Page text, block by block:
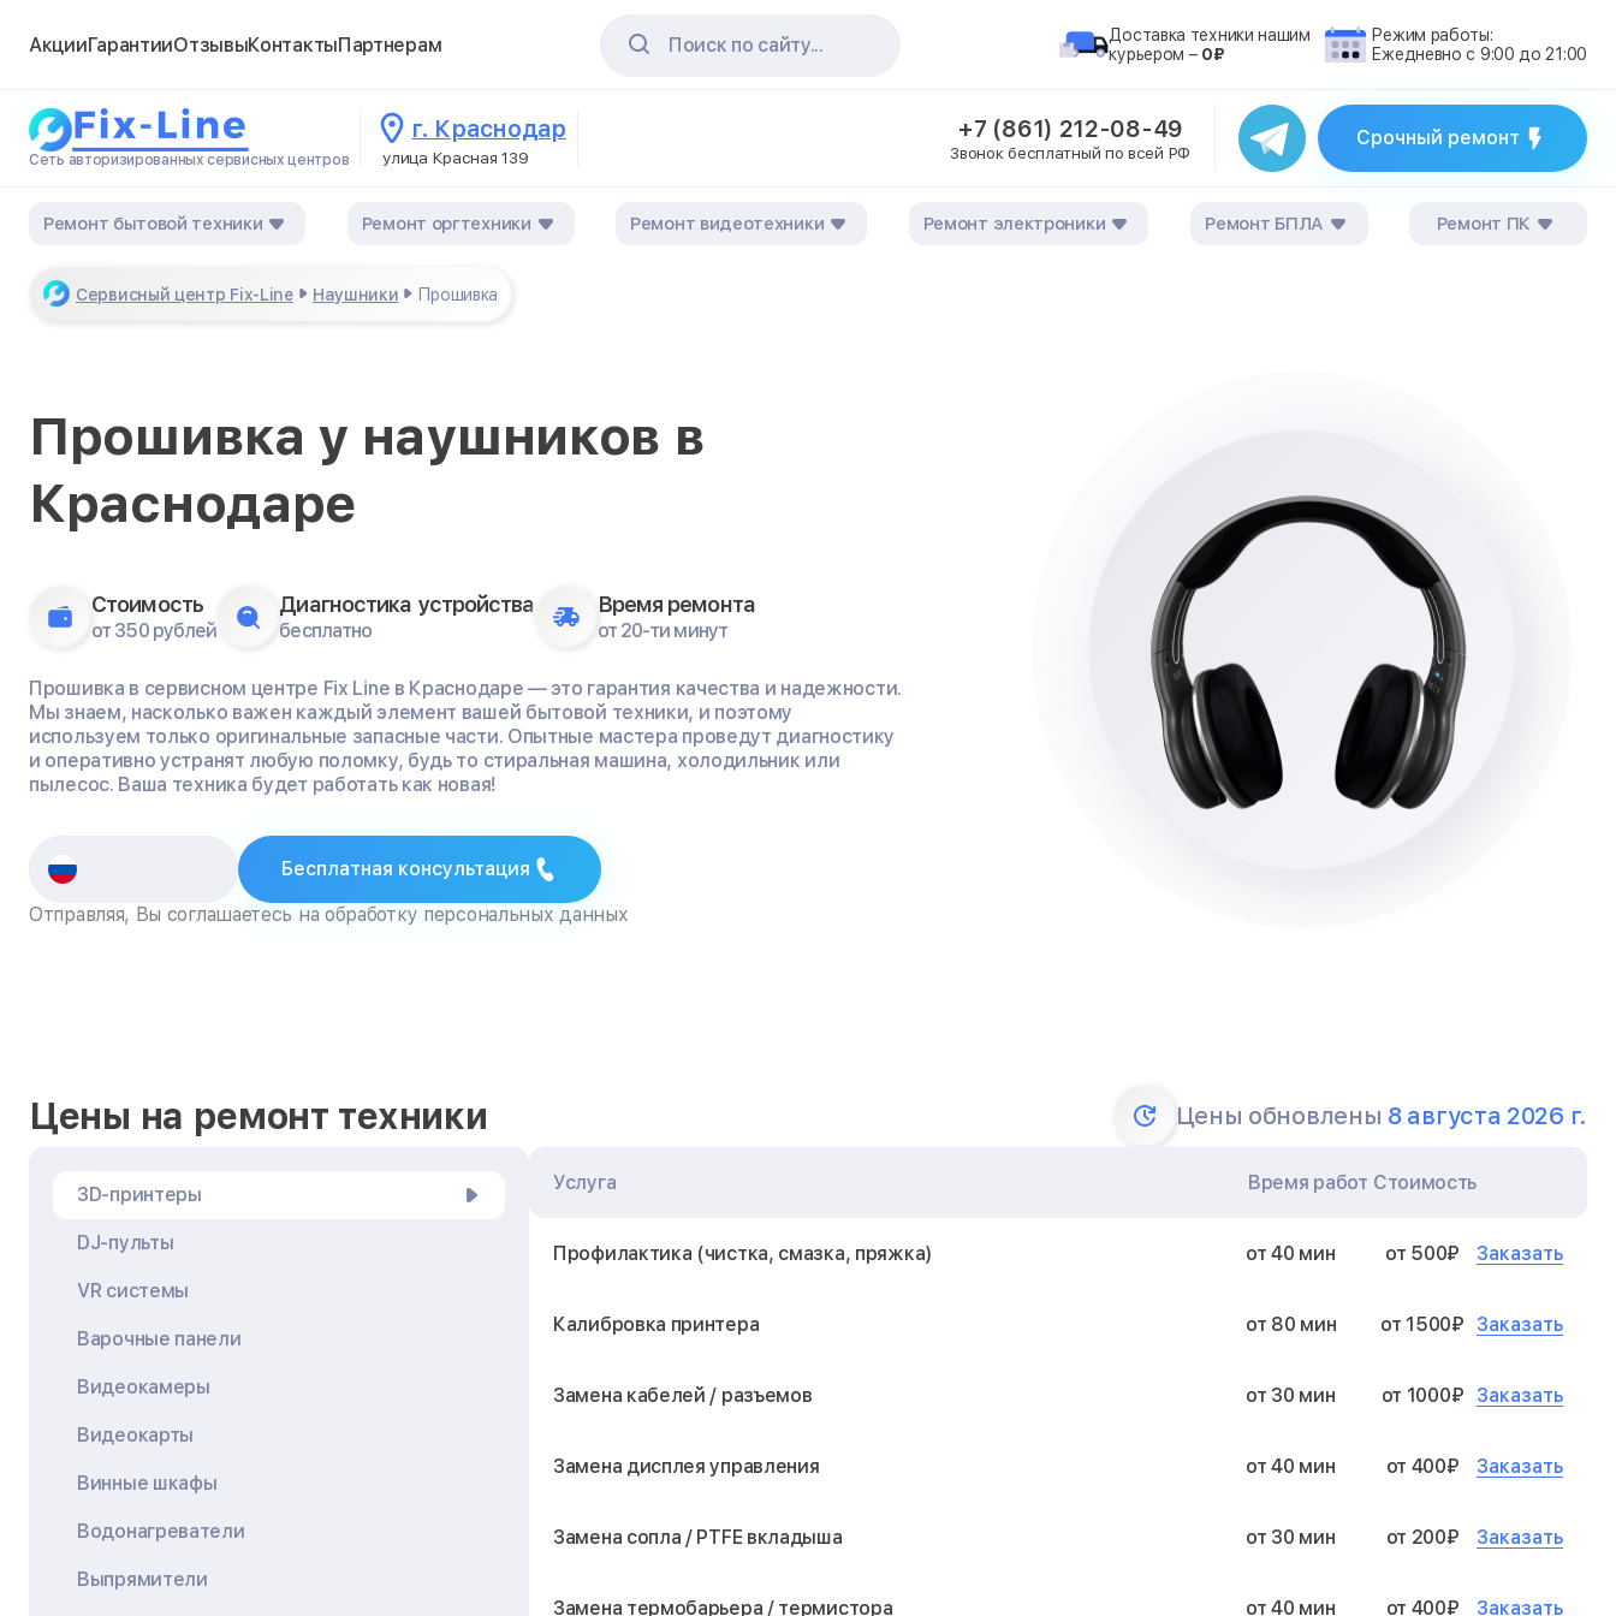
АкцииГарантииОтзывыКонтактыПартнерам Поиск по сайту...
Доставка техники нашим
курьером – 0₽
Режим работы:
Ежедневно с 9:00 до 21:00
Сеть авторизированных сервисных центров
г. Краснодар
улица Красная 139
+7 (861) 212-08-49
Звонок бесплатный по всей РФ
Срочный ремонт
Ремонт бытовой техники Ремонт оргтехники Ремонт видеотехники Ремонт электроники Ремонт БПЛА Ремонт ПК
Сервисный центр Fix-Line Наушники Прошивка
Прошивка у наушников в
Краснодаре
Стоимость
от 350 рублей
Диагностика устройства
бесплатно
Время ремонта
от 20-ти минут
Прошивка в сервисном центре Fix Line в Краснодаре — это гарантия качества и надежности.
Мы знаем, насколько важен каждый элемент вашей бытовой техники, и поэтому
используем только оригинальные запасные части. Опытные мастера проведут диагностику
и оперативно устранят любую поломку, будь то стиральная машина, холодильник или
пылесос. Ваша техника будет работать как новая!
Бесплатная консультация
Отправляя, Вы соглашаетесь на обработку персональных данных
Цены на ремонт техники Цены обновлены 8 августа 2026 г.
3D-принтеры
DJ-пульты
VR системы
Варочные панели
Видеокамеры
Видеокарты
Винные шкафы
Водонагреватели
Выпрямители
Услуга Время работ Стоимость
Профилактика (чистка, смазка, пряжка) от 40 мин от 500₽ Заказать
Калибровка принтера от 80 мин от 1500₽ Заказать
Замена кабелей / разъемов от 30 мин от 1000₽ Заказать
Замена дисплея управления от 40 мин от 400₽ Заказать
Замена сопла / PTFE вкладыша от 30 мин от 200₽ Заказать
Замена термобарьера / термистора от 40 мин от 400₽ Заказать